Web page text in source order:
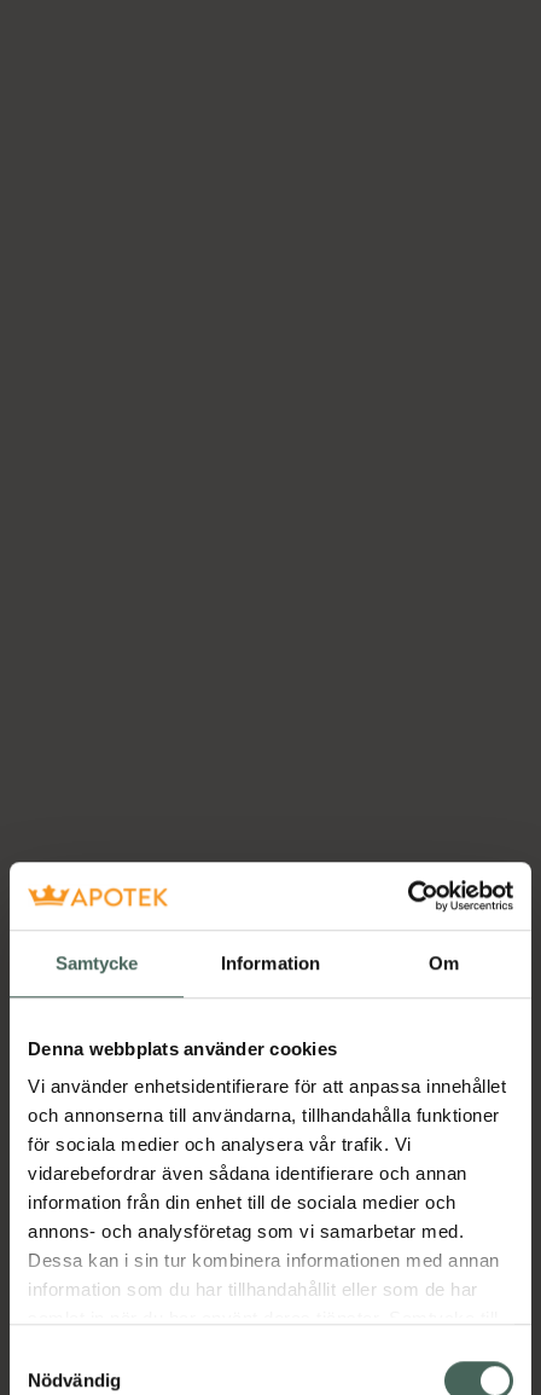
Samtycke Information Om
Denna webbplats använder cookies
Vi använder enhetsidentifierare för att anpassa innehållet
och annonserna till användarna, tillhandahålla funktioner
för sociala medier och analysera vår trafik. Vi
vidarebefordrar även sådana identifierare och annan
information från din enhet till de sociala medier och
annons- och analysföretag som vi samarbetar med.
Dessa kan i sin tur kombinera informationen med annan
information som du har tillhandahållit eller som de har
återkalla ditt samtycke via webbplatsens
Nödvändig